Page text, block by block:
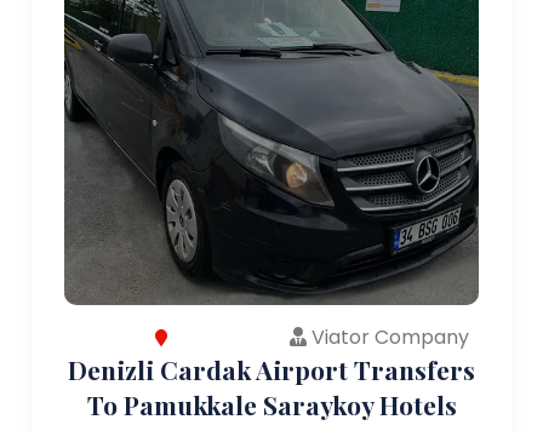
Viator Company
Denizli Cardak Airport Transfers
To Pamukkale Saraykoy Hotels